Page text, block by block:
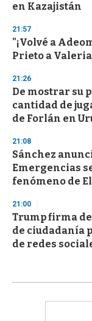
en Kazajistán
21:57
"¡Volvé a
Prieto a
21:26
De mostrar su
cantidad de
de Forlán en
21:08
Sánchez
Emergencias
fenómeno de
21:00
Trump firma
de ciudadanía
de redes